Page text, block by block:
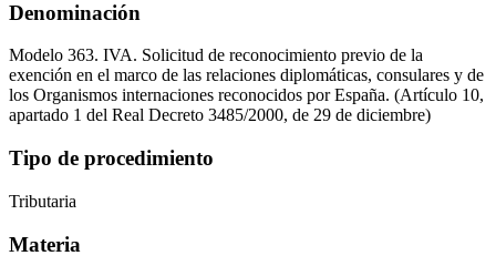
Denominación
Modelo 363. IVA. Solicitud de reconocimiento previo de la
exención en el marco de las relaciones diplomáticas, consulares y de
los Organismos internaciones reconocidos por España. (Artículo 10,
apartado 1 del Real Decreto 3485/2000, de 29 de diciembre)
Tipo de procedimiento
Tributaria
Materia